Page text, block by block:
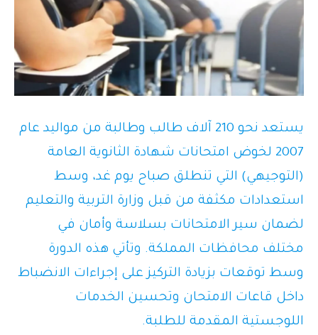
يستعد نحو 210 آلاف طالب وطالبة من مواليد عام
2007 لخوض امتحانات شهادة الثانوية العامة
(التوجيهي) التي تنطلق صباح يوم غد، وسط
استعدادات مكثفة من قبل وزارة التربية والتعليم
لضمان سير الامتحانات بسلاسة وأمان في
مختلف محافظات المملكة. وتأتي هذه الدورة
وسط توقعات بزيادة التركيز على إجراءات الانضباط
داخل قاعات الامتحان وتحسين الخدمات
اللوجستية المقدمة للطلبة.